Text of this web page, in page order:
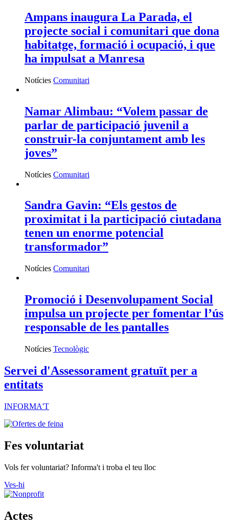
Ampans inaugura La Parada, el
projecte social i comunitari que dona
habitatge, formació i ocupació, i que
ha impulsat a Manresa
Notícies Comunitari
Namar Alimbau: “Volem passar de
parlar de participació juvenil a
construir-la conjuntament amb les
joves”
Notícies Comunitari
Sandra Gavin: “Els gestos de
proximitat i la participació ciutadana
tenen un enorme potencial
transformador”
Notícies Comunitari
Promoció i Desenvolupament Social
impulsa un projecte per fomentar l’ús
responsable de les pantalles
Notícies Tecnològic
Servei d'Assessorament gratuït per a
entitats
INFORMA'T
Fes voluntariat
Vols fer voluntariat? Informa't i troba el teu lloc
Ves-hi
Actes